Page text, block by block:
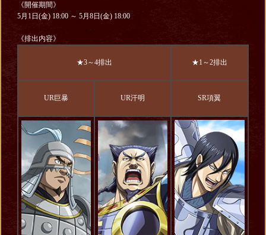
《開催期間》
5月1日(金) 18:00 ～ 5月8日(金) 18:00
《排出内容》
★3～4排出 ★1～2排出
UR巨暴 UR汗明 SR項翼